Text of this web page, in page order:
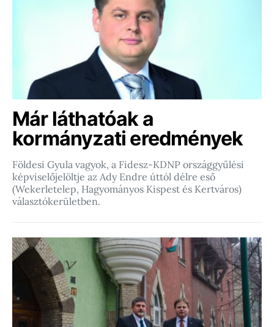
Már láthatóak a
kormányzati eredmények
Földesi Gyula vagyok, a Fidesz-KDNP országgyűlési
képviselőjelöltje az Ady Endre úttól délre eső
(Wekerletelep, Hagyományos Kispest és Kertváros)
választókerületben.